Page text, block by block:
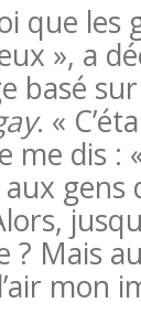
que les
», a
basé
. «
dis :
gens
Mais
mon